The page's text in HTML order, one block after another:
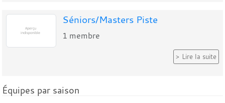
Séniors/Masters Piste
1 membre
Lire la suite
Équipes par saison